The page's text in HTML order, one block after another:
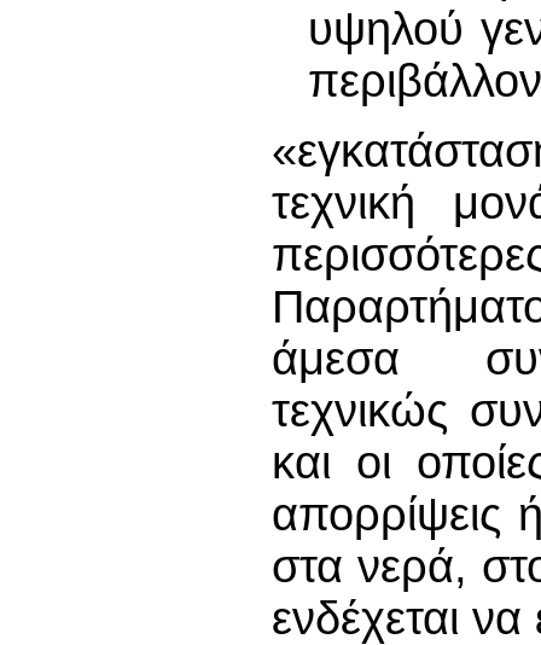
υψηλού
τεχνική
άμεσα
τεχνικώς
και οι
απορρίψεις
στα νερά,
ενδέχεται